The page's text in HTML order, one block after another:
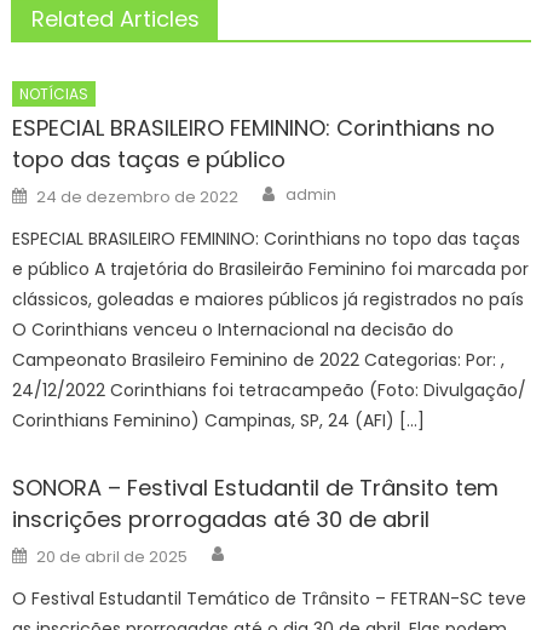
Related Articles
NOTÍCIAS
ESPECIAL BRASILEIRO FEMININO: Corinthians no
topo das taças e público
Posted
on
24 de dezembro de 2022 Author
admin
ESPECIAL BRASILEIRO FEMININO: Corinthians no topo das taças
e público A trajetória do Brasileirão Feminino foi marcada por
clássicos, goleadas e maiores públicos já registrados no país
O Corinthians venceu o Internacional na decisão do
Campeonato Brasileiro Feminino de 2022 Categorias: Por: ,
24/12/2022 Corinthians foi tetracampeão (Foto: Divulgação/
Corinthians Feminino) Campinas, SP, 24 (AFI) […]
SONORA – Festival Estudantil de Trânsito tem
inscrições prorrogadas até 30 de abril
Posted
on
20 de abril de 2025
O Festival Estudantil Temático de Trânsito – FETRAN-SC teve